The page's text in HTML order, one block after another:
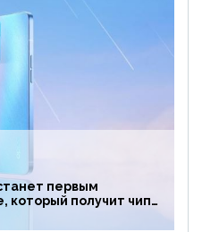
первым
который получит чип